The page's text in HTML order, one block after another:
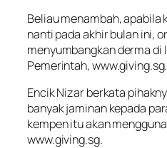
Beliau menambah,
nanti pada akhir bulan ini,
menyumbangkan derma di
Pemerintah, www.giving.sg.
Encik Nizar berkata
banyak jaminan kepada
kempen itu akan
www.giving.sg.